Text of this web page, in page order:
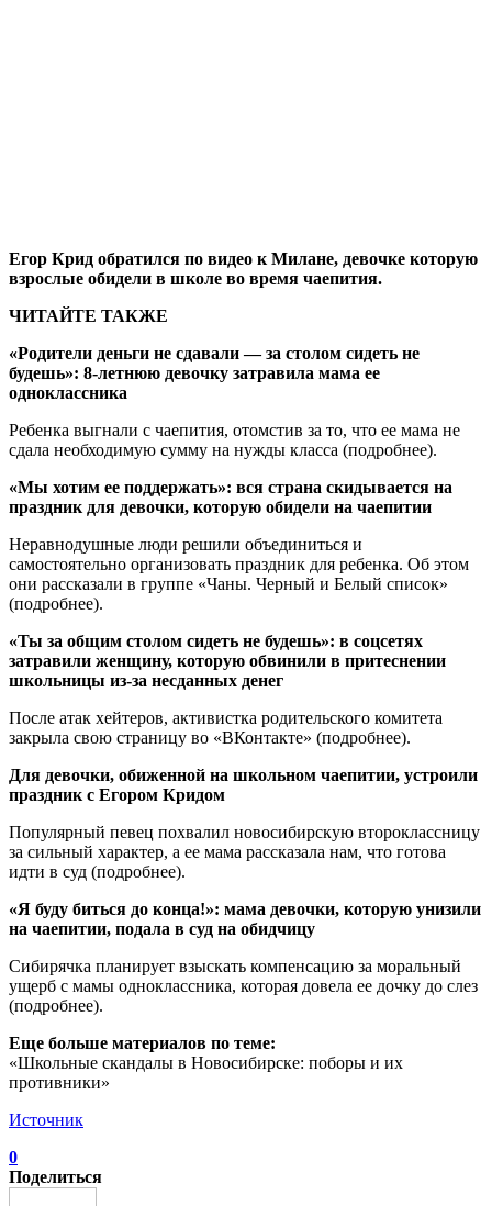
Егор Крид обратился по видео к Милане, девочке которую
взрослые обидели в школе во время чаепития.
ЧИТАЙТЕ ТАКЖЕ
«Родители деньги не сдавали — за столом сидеть не
будешь»: 8-летнюю девочку затравила мама ее
одноклассника
Ребенка выгнали с чаепития, отомстив за то, что ее мама не
сдала необходимую сумму на нужды класса (подробнее).
«Мы хотим ее поддержать»: вся страна скидывается на
праздник для девочки, которую обидели на чаепитии
Неравнодушные люди решили объединиться и
самостоятельно организовать праздник для ребенка. Об этом
они рассказали в группе «Чаны. Черный и Белый список»
(подробнее).
«Ты за общим столом сидеть не будешь»: в соцсетях
затравили женщину, которую обвинили в притеснении
школьницы из-за несданных денег
После атак хейтеров, активистка родительского комитета
закрыла свою страницу во «ВКонтакте» (подробнее).
Для девочки, обиженной на школьном чаепитии, устроили
праздник с Егором Кридом
Популярный певец похвалил новосибирскую второклассницу
за сильный характер, а ее мама рассказала нам, что готова
идти в суд (подробнее).
«Я буду биться до конца!»: мама девочки, которую унизили
на чаепитии, подала в суд на обидчицу
Сибирячка планирует взыскать компенсацию за моральный
ущерб с мамы одноклассника, которая довела ее дочку до слез
(подробнее).
Еще больше материалов по теме:
«Школьные скандалы в Новосибирске: поборы и их
противники»
Источник
0
Поделиться